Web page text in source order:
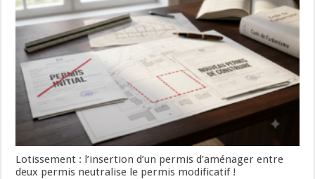
Lotissement : l’insertion d’un permis d’aménager entre
deux permis neutralise le permis modificatif !